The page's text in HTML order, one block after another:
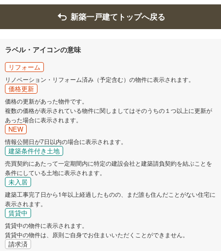
豊中市
泉大津市
貝塚市
枚方市 茨木市
八尾市 泉佐野市
富田林市 寝屋川市
河内長野市 松原市
大東市
箕面市 柏原市
新築一戸建てトップへ戻る
ラベル・アイコンの意味
リフォーム
リノベーション・リフォーム済み（予定含む）の物件に表示されます。
価格更新
価格の更新があった物件です。
複数の価格が表示されている物件に関しましてはそのうちの１つ以上に更新が
あった場合に表示されます。
NEW
情報公開日が7日以内の場合に表示されます。
建築条件付き土地
売買契約にあたって一定期間内に特定の建設会社と建築請負契約を結ぶことを
条件にしている土地に表示されます。
未入居
建築工事完了日から1年以上経過したものの、まだ誰も住んだことがない住宅に
表示されます。
賃貸中
賃貸中の物件に表示されます。
賃貸中の物件は、原則ご自身でお住まいいただくことができません。
請求済